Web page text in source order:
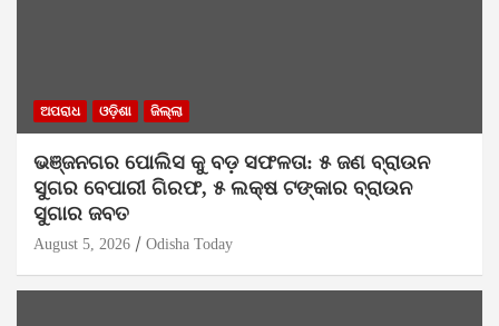
ଅପରାଧ ଓଡ଼ିଶା ଜିଲ୍ଲା
ଭଞ୍ଜନଗର ପୋଲିସ କୁ ବଡ଼ ସଫଳତା: ୫ ଜଣ ବ୍ରାଉନ
ସୁଗର ବେପାରୀ ଗିରଫ, ୫ ଲକ୍ଷ ଟଙ୍କାର ବ୍ରାଉନ
ସୁଗାର ଜବତ
August 5, 2026 Odisha Today